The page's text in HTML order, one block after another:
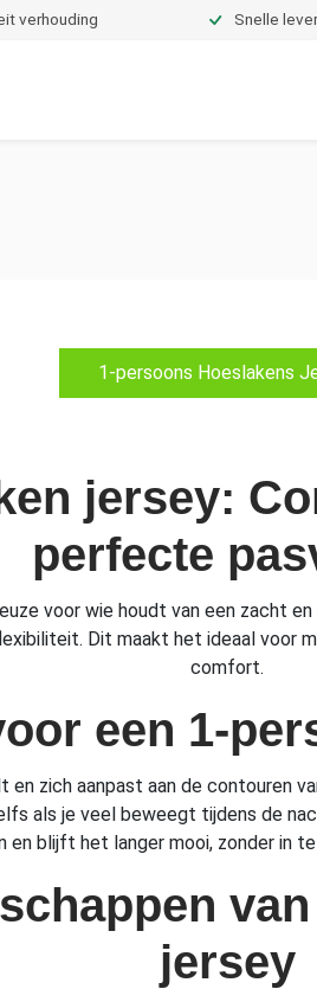
verhouding Snelle
1-persoons Hoeslakens
jersey:
perfecte
voor wie houdt van een zacht
Dit maakt het ideaal voor
comfort.
een 1-
zich aanpast aan de contouren
als je veel beweegt tijdens de
en blijft het langer mooi, zonder in
jersey